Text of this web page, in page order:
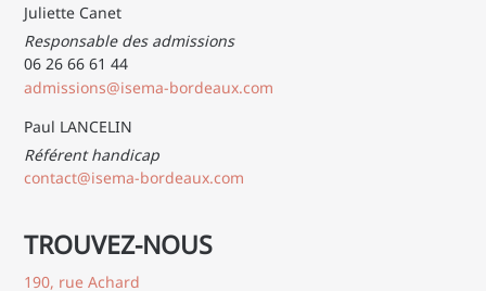
Juliette Canet
Responsable des admissions
06 26 66 61 44
admissions@isema-bordeaux.com
Paul LANCELIN
Référent handicap
contact@isema-bordeaux.com
TROUVEZ-NOUS
190, rue Achard